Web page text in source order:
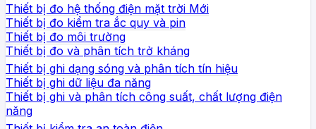
Thiết bị đo hệ thống điện mặt trời
Thiết bị đo kiểm tra ắc quy và pin
Thiết bị đo môi trường
Thiết bị đo và phân tích trở kháng
Thiết bị ghi dạng sóng và phân tích tín hiệu
Thiết bị ghi dữ liệu đa năng
Thiết bị ghi và phân tích công suất, chất lượng điện
năng